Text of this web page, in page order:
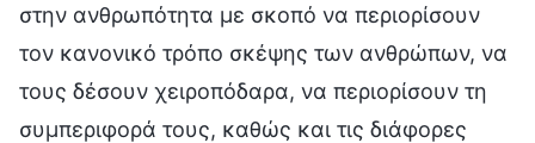
στην ανθρωπότητα με σκοπό να περιορίσουν
τον κανονικό τρόπο σκέψης των ανθρώπων, να
τους δέσουν χειροπόδαρα, να περιορίσουν τη
συμπεριφορά τους, καθώς και τις διάφορες